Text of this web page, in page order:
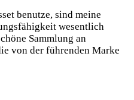
benutze, sind meine
wesentlich
Sammlung an
von der führenden Marke